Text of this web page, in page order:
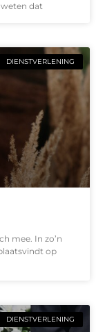
dat
DIENSTVERLENING
mee. In zo’n
op
DIENSTVERLENING